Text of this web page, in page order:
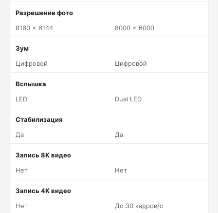
Разрешение фото
8160 x 6144
8000 x 6000
Зум
Цифровой
Цифровой
Вспышка
LED
Dual LED
Стабилизация
Да
Да
Запись 8K видео
Нет
Нет
Запись 4K видео
Нет
До 30 кадров/c